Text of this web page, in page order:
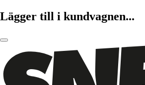
Lägger till i kundvagnen...